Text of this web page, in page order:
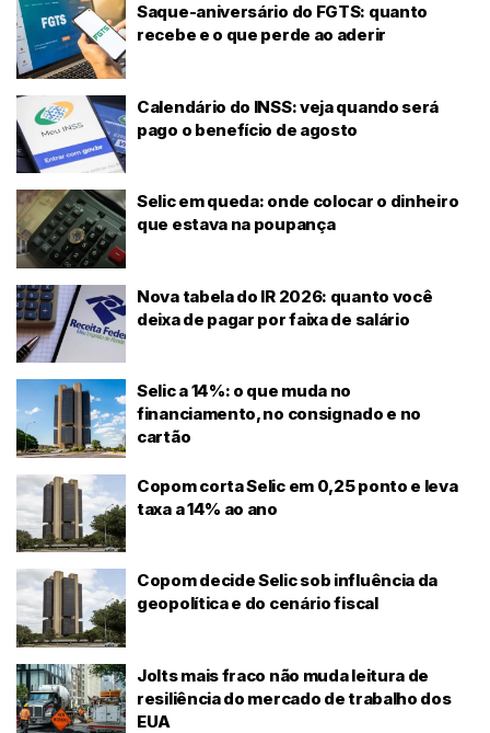
Saque-aniversário do FGTS: quanto
recebe e o que perde ao aderir
Calendário do INSS: veja quando será
pago o benefício de agosto
Selic em queda: onde colocar o dinheiro
que estava na poupança
Nova tabela do IR 2026: quanto você
deixa de pagar por faixa de salário
Selic a 14%: o que muda no
financiamento, no consignado e no
cartão
Copom corta Selic em 0,25 ponto e leva
taxa a 14% ao ano
Copom decide Selic sob influência da
geopolítica e do cenário fiscal
Jolts mais fraco não muda leitura de
resiliência do mercado de trabalho dos
EUA